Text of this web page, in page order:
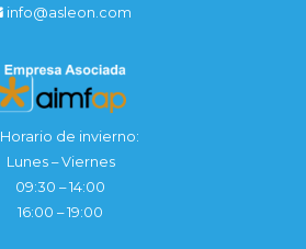
info@asleon.com
Horario de invierno:
Lunes – Viernes
09:30 – 14:00
16:00 – 19:00